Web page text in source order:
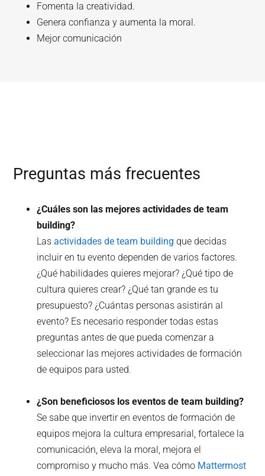
Fomenta la creatividad.
Genera confianza y aumenta la moral.
Mejor comunicación
Preguntas más frecuentes
¿Cuáles son las mejores actividades de team
building?
Lasactividades de team building que decidas
incluir en tu evento dependen de varios factores.
¿Qué habilidades quieres mejorar? ¿Qué tipo de
cultura quieres crear? ¿Qué tan grande es tu
presupuesto? ¿Cuántas personas asistirán al
evento? Es necesario responder todas estas
preguntas antes de que pueda comenzar a
seleccionar las mejores actividades de formación
de equipos para usted.
¿Son beneficiosos los eventos de team building?
Se sabe que invertir en eventos de formación de
equipos mejora la cultura empresarial, fortalece la
comunicación, eleva la moral, mejora el
compromiso y mucho más. Vea cómo Mattermost